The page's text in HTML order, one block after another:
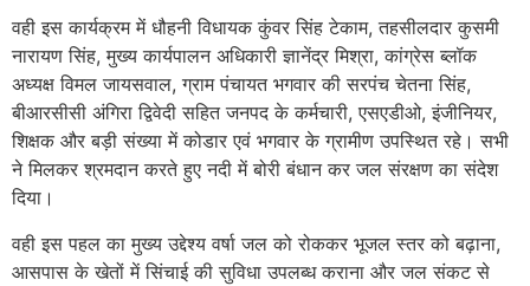
वही इस कार्यक्रम में धौहनी विधायक कुंवर सिंह टेकाम, तहसीलदार कुसमी
नारायण सिंह, मुख्य कार्यपालन अधिकारी ज्ञानेंद्र मिश्रा, कांग्रेस ब्लॉक
अध्यक्ष विमल जायसवाल, ग्राम पंचायत भगवार की सरपंच चेतना सिंह,
बीआरसीसी अंगिरा द्विवेदी सहित जनपद के कर्मचारी, एसएडीओ, इंजीनियर,
शिक्षक और बड़ी संख्या में कोडार एवं भगवार के ग्रामीण उपस्थित रहे। सभी
ने मिलकर श्रमदान करते हुए नदी में बोरी बंधान कर जल संरक्षण का संदेश
दिया।
वही इस पहल का मुख्य उद्देश्य वर्षा जल को रोककर भूजल स्तर को बढ़ाना,
आसपास के खेतों में सिंचाई की सुविधा उपलब्ध कराना और जल संकट से